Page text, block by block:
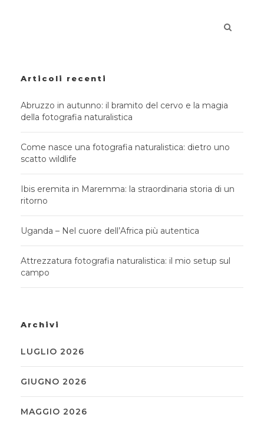
Articoli recenti
Abruzzo in autunno: il bramito del cervo e la magia
della fotografia naturalistica
Come nasce una fotografia naturalistica: dietro uno
scatto wildlife
Ibis eremita in Maremma: la straordinaria storia di un
ritorno
Uganda – Nel cuore dell’Africa più autentica
Attrezzatura fotografia naturalistica: il mio setup sul
campo
Archivi
LUGLIO 2026
GIUGNO 2026
MAGGIO 2026